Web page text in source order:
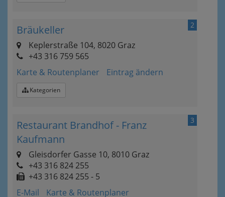
2
Bräukeller
Keplerstraße 104, 8020 Graz
+43 316 759 565
Karte & Routenplaner
Eintrag ändern
Kategorien
3
Restaurant Brandhof - Franz
Kaufmann
Gleisdorfer Gasse 10, 8010 Graz
+43 316 824 255
+43 316 824 255 - 5
E-Mail
Karte & Routenplaner